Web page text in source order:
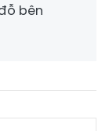
bên